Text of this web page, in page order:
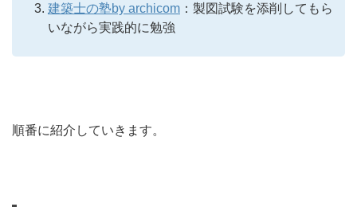
建築士の塾by archicom ：製図試験を添削してもら
いながら実践的に勉強
順番に紹介していきます。